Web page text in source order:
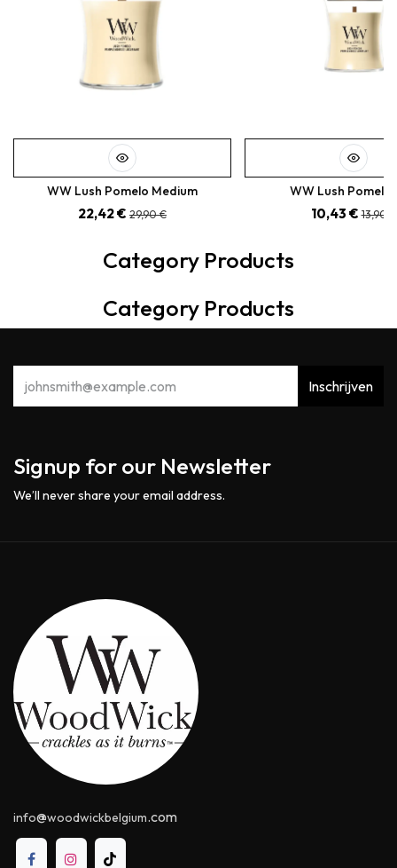
WW Lush Pomelo Medium
22,42€ 29,90€
WW Lush Pomelo
10,43 € 13,90
Category Products
Category Products
Inschrijven
Signup for our Newsletter
We’ll never share your email address.
info@woodwickbelgium.com